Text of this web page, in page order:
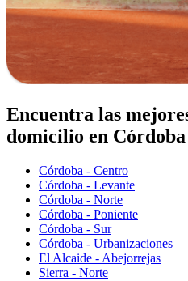
Encuentra las
domicilio en Córdoba
Córdoba - Centro
Córdoba - Levante
Córdoba - Norte
Córdoba - Poniente
Córdoba - Sur
Córdoba - Urbanizaciones
El Alcaide - Abejorrejas
Sierra - Norte